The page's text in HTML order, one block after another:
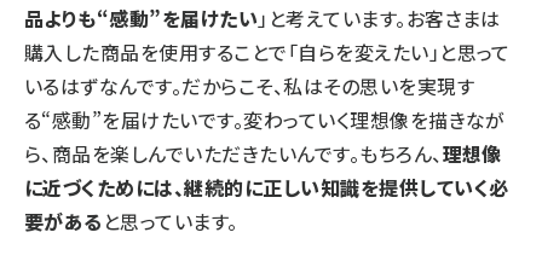
品よりも“感動”を届けたい 」と考えています。お客さまは
購入した商品を使用することで「自らを変えたい」と思って
いるはずなんです。だからこそ、私はその思いを実現す
る“感動”を届けたいです。変わっていく理想像を描きなが
ら、商品を楽しんでいただきたいんです。もちろん、理想像
に近づくためには、継続的に正しい知識を提供していく必
要がある と思っています。